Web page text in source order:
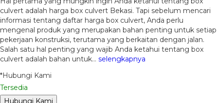
culvert adalah harga box culvert Bekasi. Tapi sebelum mencari
informasi tentang daftar harga box culvert, Anda perlu
mengenal produk yang merupakan bahan penting untuk setiap
pekerjaan konstruksi, terutama yang berkaitan dengan jalan.
Salah satu hal penting yang wajib Anda ketahui tentang box
culvert adalah bahan untuk… selengkapnya
*Hubungi Kami
Tersedia